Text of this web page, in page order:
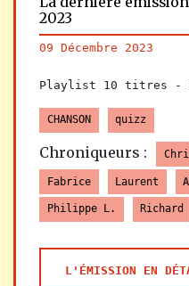
2023
09 Décembre 2023
Playlist 10 titres -
CHANSON quizz
Chroniqueurs :
Fabrice Laurent
Philippe L. Richard
L'ÉMISSION EN